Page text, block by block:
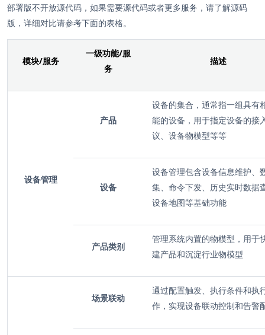
部署版不开放源代码，如果需要源代码或者更多服务，请了解源码
版，详细对比请参考下面的表格。
模块/服务
一级功能/服
务
描述
设备管理
产品
设备的集合，通常指一组具有
能的设备，用于指定设备的接
议、设备物模型等等
设备
设备管理包含设备信息维护、
集、命令下发、历史实时数据
设备地图等基础功能
产品类别
管理系统内置的物模型，用于
建产品和沉淀行业物模型
场景联动
通过配置触发、执行条件和执
作，实现设备联动控制和告警